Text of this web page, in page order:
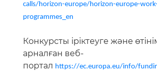
calls/horizon-europe/horizon-europe-work-
programmes_en
Конкурсты іріктеуге және
арналған веб-
портал https://ec.europa.eu/info/